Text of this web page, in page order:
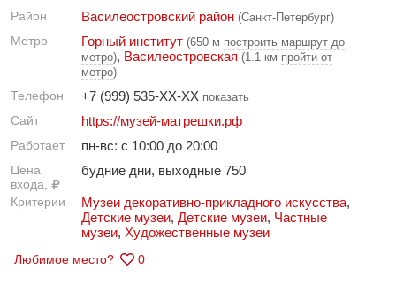
Район Василеостровский район (Санкт-Петербург)
Метро Горный институт (650 м построить маршрут до
метро), Василеостровская (1.1 км пройти от
метро)
Телефон +7 (999) 535-XX-XX показать
Сайт https://музей-матрешки.рф
Работает пн-вс: с 10:00 до 20:00
Цена
входа,
будние дни, выходные 750
Критерии Музеи декоративно-прикладного искусства,
Детские музеи, Детские музеи, Частные
музеи, Художественные музеи
Любимое место? 0